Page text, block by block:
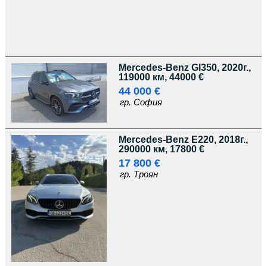
Mercedes-Benz Gl350, 2020г.,
119000 км, 44000 €
44 000 €
гр. София
Mercedes-Benz E220, 2018г.,
290000 км, 17800 €
17 800 €
гр. Троян